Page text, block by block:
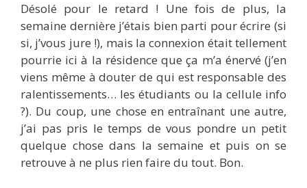
Désolé pour le retard ! Une fois de plus, la
semaine dernière j’étais bien parti pour écrire (si
si, j’vous jure !), mais la connexion était tellement
pourrie ici à la résidence que ça m’a énervé (j’en
viens même à douter de qui est responsable des
ralentissements… les étudiants ou la cellule info
?). Du coup, une chose en entraînant une autre,
j’ai pas pris le temps de vous pondre un petit
quelque chose dans la semaine et puis on se
retrouve à ne plus rien faire du tout. Bon.